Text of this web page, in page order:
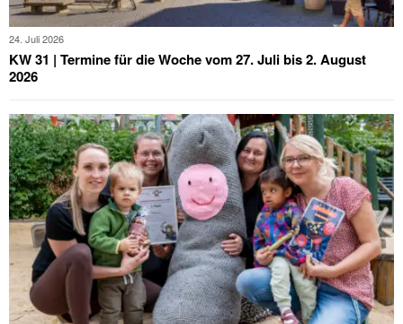
24. Juli 2026
KW 31 | Termine für die Woche vom 27. Juli bis 2. August
2026